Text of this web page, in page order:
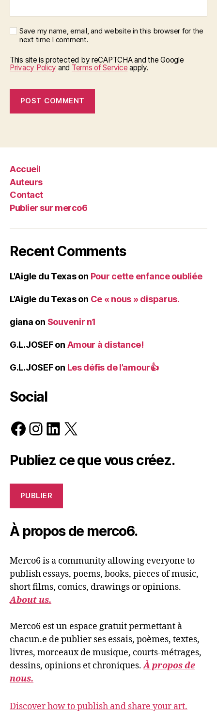
Save my name, email, and website in this browser for the
next time I comment.
This site is protected by reCAPTCHA and the Google
Privacy Policy and Terms of Service apply.
Accueil
Auteurs
Contact
Publier sur merco6
Recent Comments
L'Aigle du Texason Pour cette enfance oubliée
L'Aigle du Texason Ce « nous » disparus.
giana on Souvenir n1
G.L.JOSEFon Amour à distance!
G.L.JOSEFon Les défis de l’amour👍
Social
Facebook
Instagram
LinkedIn
X
Publiez ce que vous créez.
PUBLIER
À propos de merco6.
Merco6 is a community allowing everyone to
publish essays, poems, books, pieces of music,
short films, comics, drawings or opinions.
About us.
Merco6 est un espace gratuit permettant à
chacun.e de publier ses essais, poèmes, textes,
livres, morceaux de musique, courts-métrages,
dessins, opinions et chroniques.À propos de
nous.
Discover how to publish and share your art.